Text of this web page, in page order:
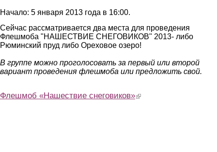
Начало: 5 января 2013 года в 16:00.
Сейчас рассматривается два места для проведения
Флешмоба "НАШЕСТВИЕ СНЕГОВИКОВ" 2013- либо
Рюминский пруд либо Ореховое озеро!
В группе можно проголосовать за первый или второй
вариант проведения флешмоба или предложить свой.
Флешмоб «Нашествие снеговиков»(link is external)